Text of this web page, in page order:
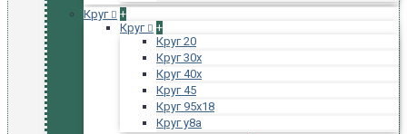
Круг
+
Круг
+
Круг 20
Круг 30х
Круг 40х
Круг 45
Круг 95х18
Круг у8а